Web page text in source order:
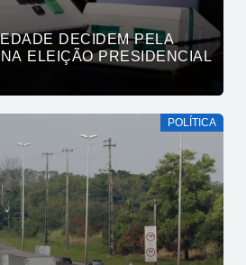
DECIDEM PELA
ELEIÇÃO PRESIDENCIAL
POLÍTICA